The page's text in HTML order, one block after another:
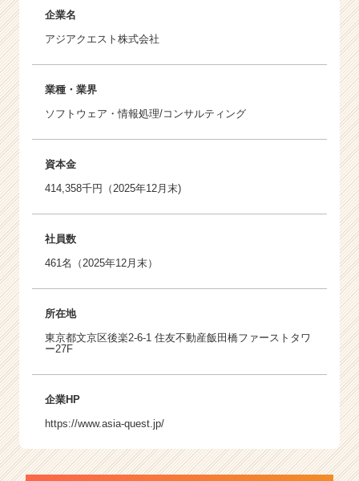
企業名
アジアクエスト株式会社
業種・業界
ソフトウェア・情報処理/コンサルティング
資本金
414,358千円（2025年12月末)
社員数
461名（2025年12月末）
所在地
東京都文京区後楽2-6-1 住友不動産飯田橋ファーストタワ
ー27F
企業HP
https://www.asia-quest.jp/